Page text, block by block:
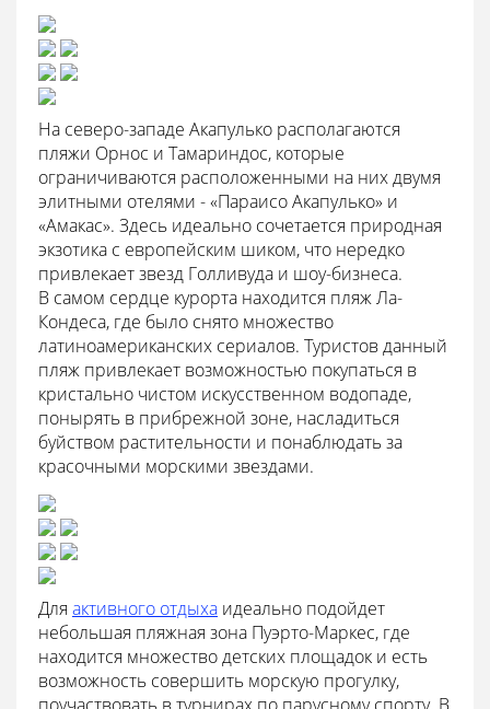
На северо-западе Акапулько располагаются
пляжи Орнос и Тамариндос, которые
ограничиваются расположенными на них двумя
элитными отелями - «Параисо Акапулько» и
«Амакас». Здесь идеально сочетается природная
экзотика с европейским шиком, что нередко
привлекает звезд Голливуда и шоу-бизнеса.
В самом сердце курорта находится пляж Ла-
Кондеса, где было снято множество
латиноамериканских сериалов. Туристов данный
пляж привлекает возможностью покупаться в
кристально чистом искусственном водопаде,
понырять в прибрежной зоне, насладиться
буйством растительности и понаблюдать за
красочными морскими звездами.
Для активного отдыха идеально подойдет
небольшая пляжная зона Пуэрто-Маркес, где
находится множество детских площадок и есть
возможность совершить морскую прогулку,